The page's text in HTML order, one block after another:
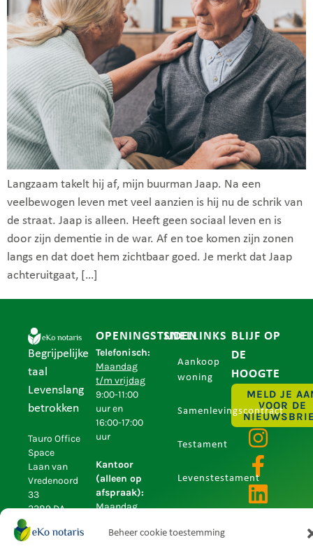
Beheer cookie toestemming
Langzaam takelt hij af, mijn buurman Jaap. Na een
veelbewogen leven met veel aanzien is hij nu de schrik van
de straat. Jaap is alleen. Heeft geen sociaal leven en is
door zijn dementie in de war. Af en toe komen zijn zonen
langs en dat doet hem zichtbaar goed. Je merkt dat Jaap
achteruitgaat, […]
Begrijpelijke
taal
Levenslang
betrokken
Tauro Office
Space
Laan van
Vredenoord
33
2289 DA
(Zuid-
OPENINGSTIJDEN
Telefonisch:
Maandag
t/m vrijdag
9:00-11:00
uur en
16:00-17:00
uur
Kantoor
(alleen op
afspraak):
Maandag
9.00-13.00
SNELLINKS
Aankoop
woning
Samenlevingscontract
Testament
Levenstestament
BLIJF OP
DE
HOOGTE
MELD JE
VOOR DE